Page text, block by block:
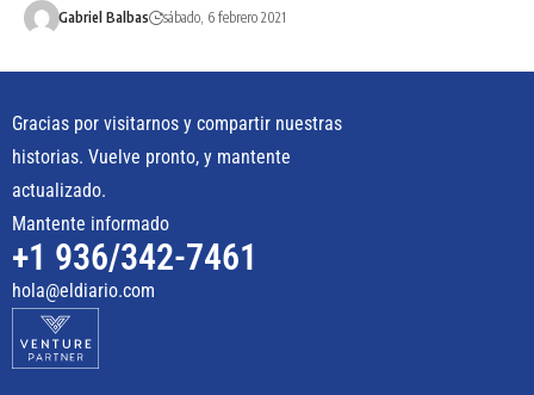
Gabriel Balbas sábado, 6 febrero 2021
Gracias por visitarnos y compartir nuestras
historias. Vuelve pronto, y mantente
actualizado.
Mantente informado
+1 936/342-7461
hola@eldiario.com